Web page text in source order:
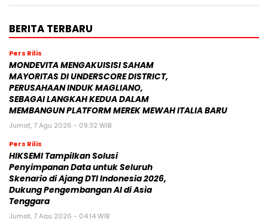
BERITA TERBARU
Pers Rilis
MONDEVITA MENGAKUISISI SAHAM
MAYORITAS DI UNDERSCORE DISTRICT,
PERUSAHAAN INDUK MAGLIANO,
SEBAGAI LANGKAH KEDUA DALAM
MEMBANGUN PLATFORM MEREK MEWAH ITALIA BARU
Jumat, 7 Agu 2026 - 09:32 WIB
Pers Rilis
HIKSEMI Tampilkan Solusi
Penyimpanan Data untuk Seluruh
Skenario di Ajang DTI Indonesia 2026,
Dukung Pengembangan AI di Asia
Tenggara
Jumat, 7 Agu 2026 - 04:14 WIB